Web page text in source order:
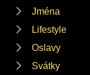
Jména
Lifestyle
Oslavy
Svátky